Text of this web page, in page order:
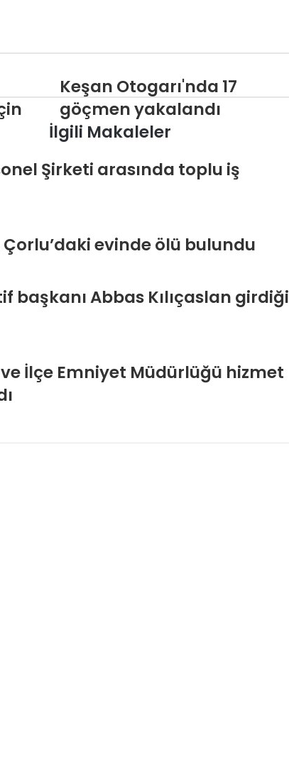
Keşan Otogarı'nda 17
göçmen yakalandı
İlgili Makaleler
Şirketi arasında toplu iş
evinde ölü bulundu
başkanı Abbas Kılıçaslan girdiği
İlçe Emniyet Müdürlüğü hizmet